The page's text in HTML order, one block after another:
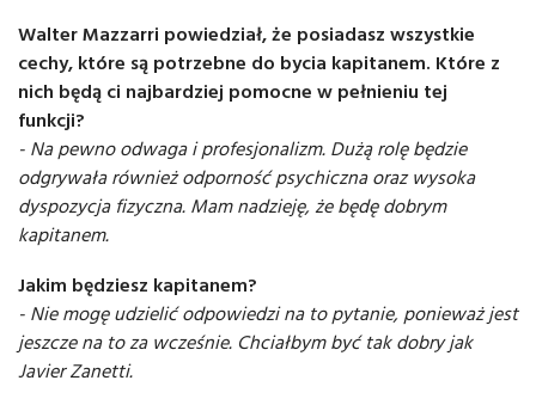
Walter Mazzarri powiedział, że posiadasz wszystkie
cechy, które są potrzebne do bycia kapitanem. Które z
nich będą ci najbardziej pomocne w pełnieniu tej
funkcji?
- Na pewno odwaga i profesjonalizm. Dużą rolę będzie
odgrywała również odporność psychiczna oraz wysoka
dyspozycja fizyczna. Mam nadzieję, że będę dobrym
kapitanem.
Jakim będziesz kapitanem?
- Nie mogę udzielić odpowiedzi na to pytanie, ponieważ jest
jeszcze na to za wcześnie. Chciałbym być tak dobry jak
Javier Zanetti.